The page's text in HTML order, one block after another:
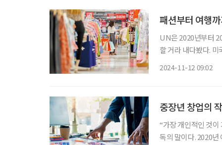
패션부터 여행
UN은 2020년부터
할 거라 내다봤다.
2024-11-12 09:02
중장년 창업의
“가장 개인적인 것이 가장 창의적인 것이다.” 영화계의 거장이라 불리는 마틴 스코세이지 감
독의 말이다. 2020년